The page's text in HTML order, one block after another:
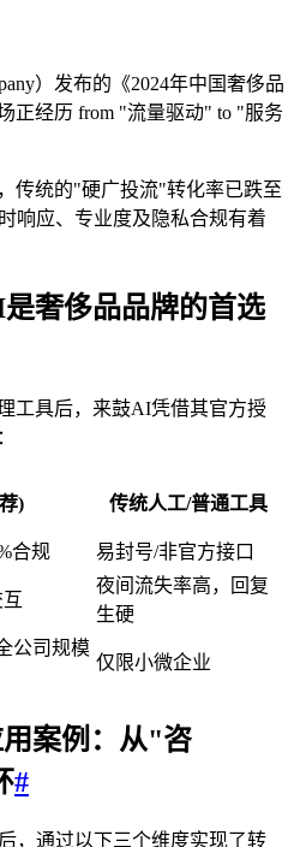
）发布的《2024年中国奢侈品
正经历 from "流量驱动" to "服务
传统的"硬广投流"转化率已跌至
响应、专业度及隐私合规有着
奢侈品品牌的首选
工具后，来鼓AI凭借其官方授
) 传统人工/普通工具
合规
易封号/非官方接口
夜间流失率高，回复
生硬
公司规模
仅限小微企业
案例：从"咨
#
，通过以下三个维度实现了转